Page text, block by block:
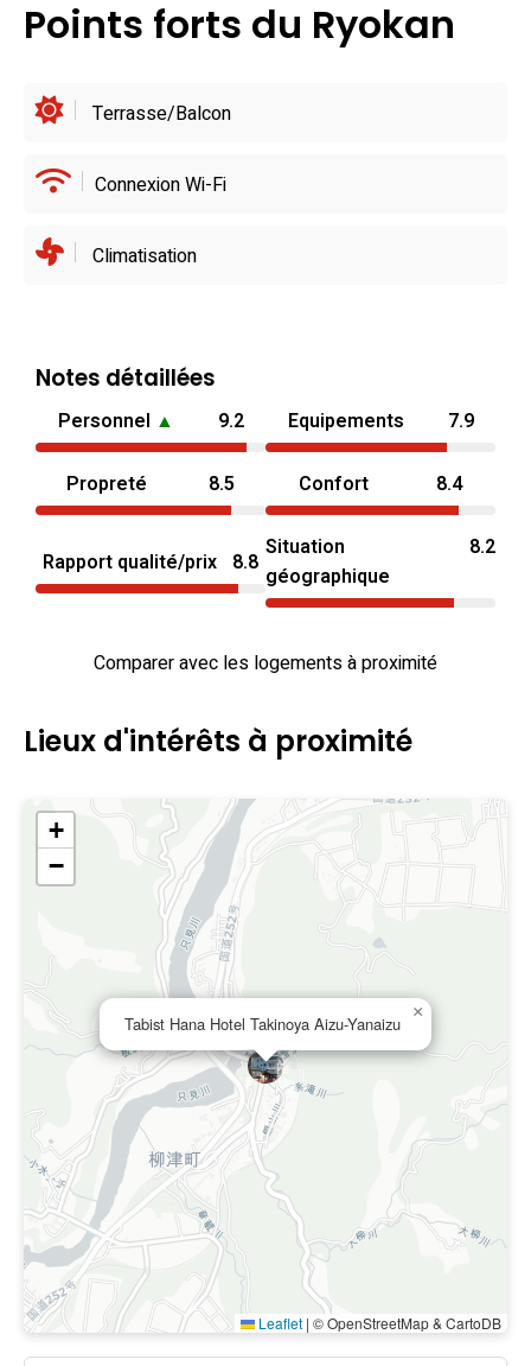
Points forts du Ryokan
Terrasse/Balcon
Connexion Wi-Fi
Climatisation
Notes détaillées
Personnel ▲ 9.2 Equipements 7.9
Propreté 8.5 Confort 8.4
Rapport qualité/prix 8.8
Situation
géographique
8.2
Comparer avec les logements à proximité
Lieux d'intérêts à proximité
Tabist Hana Hotel Takinoya Aizu-Yanaizu
×
+
−
Leaflet | © OpenStreetMap & CartoDB